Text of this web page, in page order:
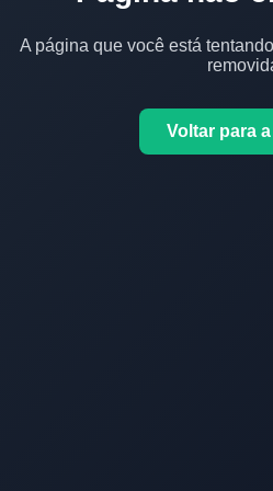
A página que você está
Voltar para